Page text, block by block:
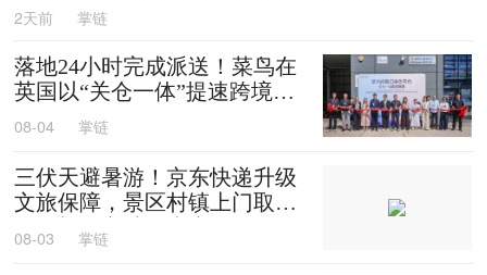
2天前 掌链
落地24小时完成派送！菜鸟在
英国以“关仓一体”提速跨境时
效
08-04 掌链
三伏天避暑游！京东快递升级
文旅保障，景区村镇上门取
送，机场车站行李直送
08-03 掌链